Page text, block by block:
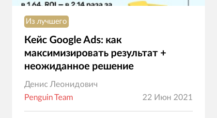
Из лучшего
Кейс Google Ads: как
максимизировать результат +
неожиданное решение
Денис Леонидович
Penguin Team
22 Июн 2021